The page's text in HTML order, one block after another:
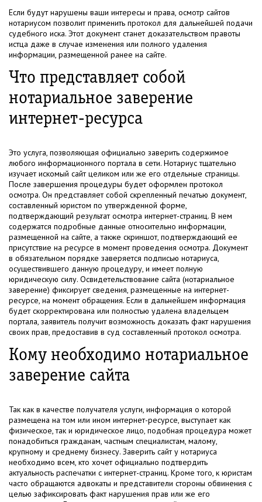
Если будут нарушены ваши интересы и права, осмотр сайтов
нотариусом позволит применить протокол для дальнейшей подачи
судебного иска. Этот документ станет доказательством правоты
истца даже в случае изменения или полного удаления
информации, размещенной ранее на сайте.
Что представляет собой
нотариальное заверение
интернет-ресурса
Это услуга, позволяющая официально заверить содержимое
любого информационного портала в сети. Нотариус тщательно
изучает искомый сайт целиком или же его отдельные страницы.
После завершения процедуры будет оформлен протокол
осмотра. Он представляет собой скрепленный печатью документ,
составленный юристом по утвержденной форме,
подтверждающий результат осмотра интернет-страниц. В нем
содержатся подробные данные относительно информации,
размещенной на сайте, а также скриншот, подтверждающий ее
присутствие на ресурсе в момент проведения осмотра. Документ
в обязательном порядке заверяется подписью нотариуса,
осуществившего данную процедуру, и имеет полную
юридическую силу. Освидетельствование сайта (нотариальное
заверение) фиксирует сведения, размещенные на интернет-
ресурсе, на момент обращения. Если в дальнейшем информация
будет скорректирована или полностью удалена владельцем
портала, заявитель получит возможность доказать факт нарушения
своих прав, предоставив в суд составленный протокол осмотра.
Кому необходимо нотариальное
заверение сайта
Так как в качестве получателя услуги, информация о которой
размещена на том или ином интернет-ресурсе, выступает как
физическое, так и юридическое лицо, подобная процедура может
понадобиться гражданам, частным специалистам, малому,
крупному и среднему бизнесу. Заверить сайт у нотариуса
необходимо всем, кто хочет официально подтвердить
актуальность распечатки с интернет-страниц. Кроме того, к юристам
часто обращаются адвокаты и представители стороны обвинения с
целью зафиксировать факт нарушения прав или же его